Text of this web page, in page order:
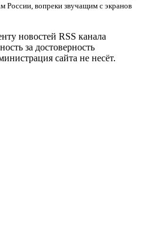
России, вопреки звучащим с экранов
новостей RSS канала
за достоверность
сайта не несёт.